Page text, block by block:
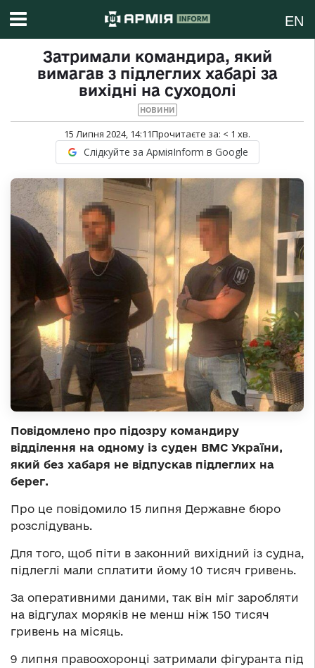
EN
Затримали командира, який
вимагав з підлеглих хабарі за
вихідні на суходолі
НОВИНИ
15 Липня 2024, 14:11Прочитаєте за: < 1 хв.
Слідкуйте за АрміяInform в Google
Повідомлено про підозру командиру
відділення на одному із суден ВМС України,
який без хабаря не відпускав підлеглих на
берег.
Про це повідомило 15 липня Державне бюро
розслідувань.
Для того, щоб піти в законний вихідний із судна,
підлеглі мали сплатити йому 10 тисяч гривень.
За оперативними даними, так він міг заробляти
на відгулах моряків не менш ніж 150 тисяч
гривень на місяць.
9 липня правоохоронці затримали фігуранта під